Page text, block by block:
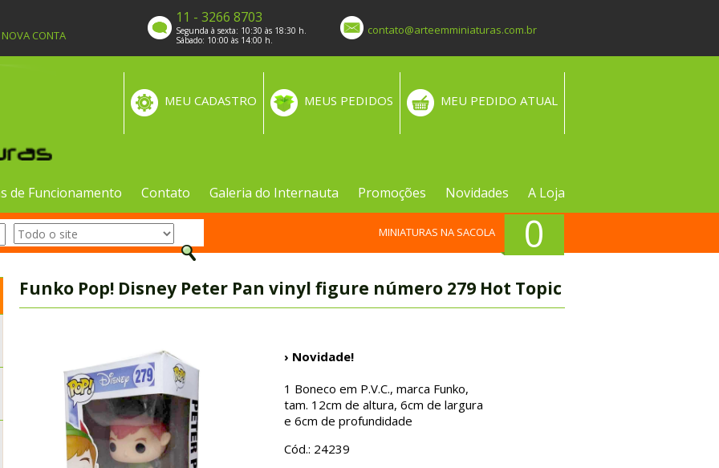
CONTA
11 - 3266 8703
Segunda à sexta: 10:30 às 18:30 h.
Sábado: 10:00 às 14:00 h.
contato@arteemminiaturas.com.br
MEU PEDIDO ATUAL
MEUS PEDIDOS
MEU CADASTRO
de Funcionamento Contato Galeria do Internauta Promoções Novidades A Loja
0
MINIATURAS NA SACOLA
Funko Pop! Disney Peter Pan vinyl figure número 279 Hot Topic
› Novidade!
1 Boneco em P.V.C., marca Funko,
tam. 12cm de altura, 6cm de largura
e 6cm de profundidade
Cód.: 24239